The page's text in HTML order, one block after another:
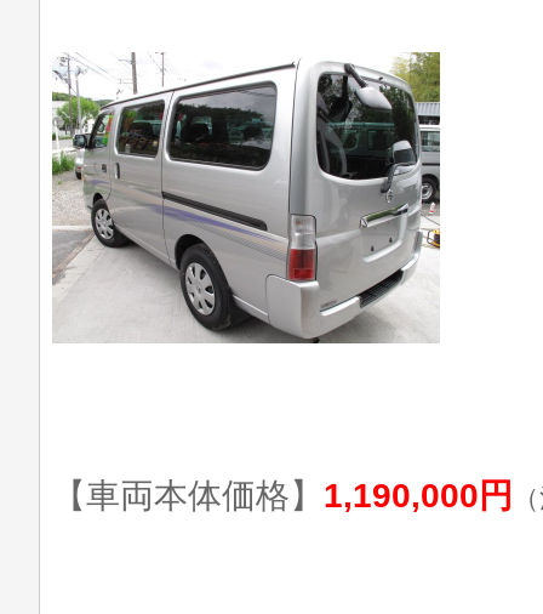
【車両本体価格】 1,190,000円